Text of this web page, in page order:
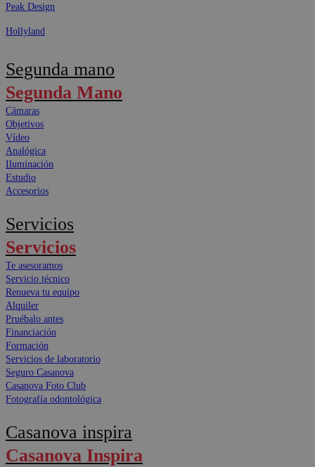
Peak Design
Hollyland
Segunda mano
Segunda Mano
Cámaras
Objetivos
Vídeo
Analógica
Iluminación
Estudio
Accesorios
Servicios
Servicios
Te asesoramos
Servicio técnico
Renueva tu equipo
Alquiler
Pruébalo antes
Financiación
Formación
Servicios de laboratorio
Seguro Casanova
Casanova Foto Club
Fotografía odontológica
Casanova inspira
Casanova Inspira